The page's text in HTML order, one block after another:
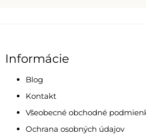
Informácie
Blog
Kontakt
Všeobecné obchodné
Ochrana osobných údajov